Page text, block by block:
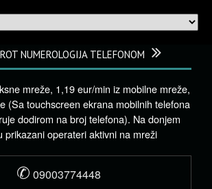
NUMEROLOGIJA TELEFONOM
mreže, 1,19 eur/min iz mobilne mreže,
(Sa touchscreen ekrana mobilnih telefona
dodirom na broj telefona). Na donjem
prikazani operateri aktivni na mreži
✆ 09003774448